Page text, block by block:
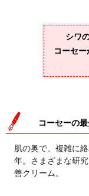
シワ
コーセ
コーセーの
肌の奥で、複雑に
年。さまざまな研
善クリーム。